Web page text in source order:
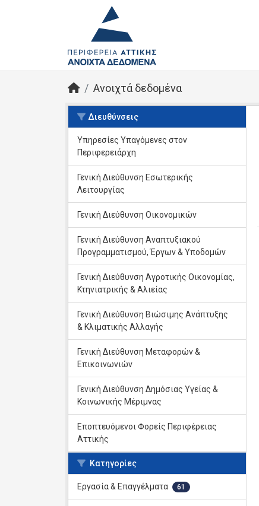
Ανοιχτά δεδομένα
Διευθύνσεις
Υπηρεσίες Yπαγόμενες στον
Περιφερειάρχη
Γενική Διεύθυνση Εσωτερικής
Λειτουργίας
Γενική Διεύθυνση Οικονομικών
Γενική Διεύθυνση Αναπτυξιακού
Προγραμματισμού, Έργων & Υποδομών
Γενική Διεύθυνση Αγροτικής Οικονομίας,
Κτηνιατρικής & Αλιείας
Γενική Διεύθυνση Βιώσιμης Ανάπτυξης
& Κλιματικής Αλλαγής
Γενική Διεύθυνση Μεταφορών &
Επικοινωνιών
Γενική Διεύθυνση Δημόσιας Υγείας &
Κοινωνικής Μέριμνας
Εποπτευόμενοι Φορείς Περιφέρειας
Αττικής
Κατηγορίες
Εργασία & Επαγγέλματα 61